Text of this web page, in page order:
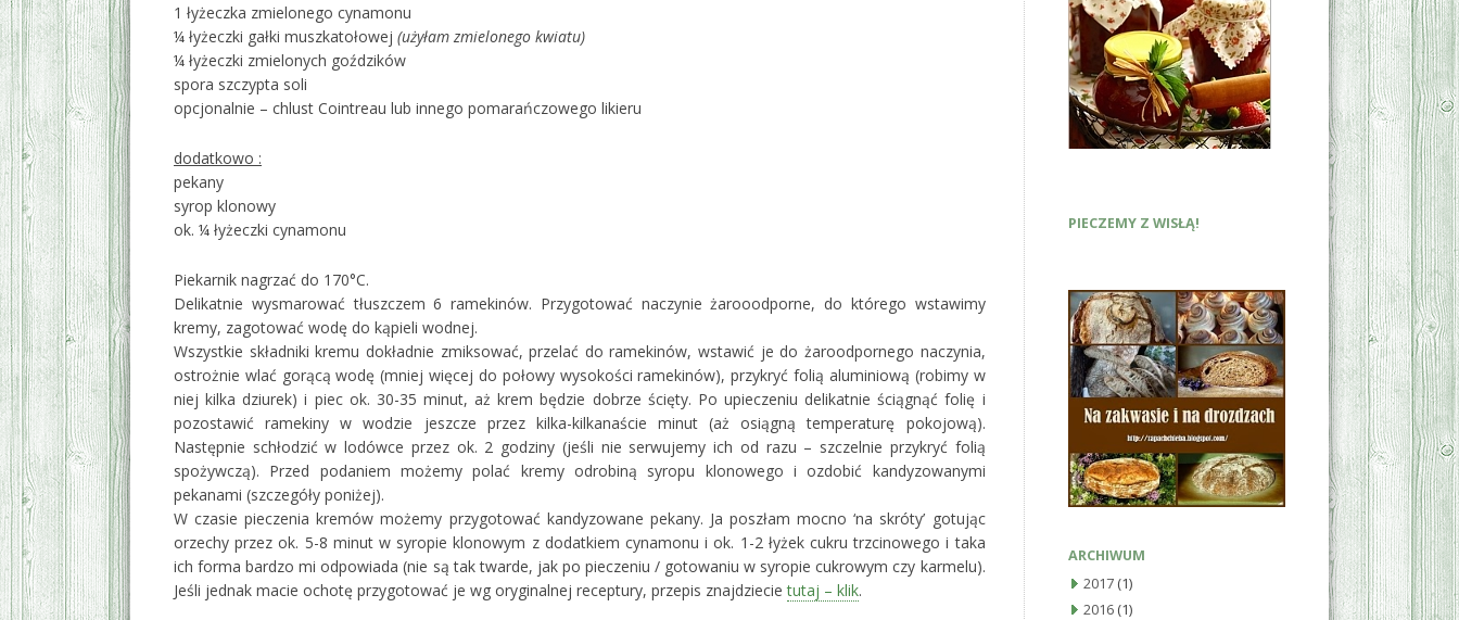
1 łyżeczka zmielonego cynamonu
¼ łyżeczki gałki muszkatołowej (użyłam zmielonego kwiatu)
¼ łyżeczki zmielonych goździków
spora szczypta soli
opcjonalnie – chlust Cointreau lub innego pomarańczowego likieru
dodatkowo :
pekany
syrop klonowy
ok. ¼ łyżeczki cynamonu
Piekarnik nagrzać do 170°C.
Delikatnie wysmarować tłuszczem 6 ramekinów. Przygotować naczynie żarooodporne, do którego wstawimy
kremy, zagotować wodę do kąpieli wodnej.
Wszystkie składniki kremu dokładnie zmiksować, przelać do ramekinów, wstawić je do żaroodpornego naczynia,
ostrożnie wlać gorącą wodę (mniej więcej do połowy wysokości ramekinów), przykryć folią aluminiową (robimy w
niej kilka dziurek) i piec ok. 30-35 minut, aż krem będzie dobrze ścięty. Po upieczeniu delikatnie ściągnąć folię i
pozostawić ramekiny w wodzie jeszcze przez kilka-kilkanaście minut (aż osiągną temperaturę pokojową).
Następnie schłodzić w lodówce przez ok. 2 godziny (jeśli nie serwujemy ich od razu – szczelnie przykryć folią
spożywczą). Przed podaniem możemy polać kremy odrobiną syropu klonowego i ozdobić kandyzowanymi
pekanami (szczegóły poniżej).
W czasie pieczenia kremów możemy przygotować kandyzowane pekany. Ja poszłam mocno ‘na skróty’ gotując
orzechy przez ok. 5-8 minut w syropie klonowym z dodatkiem cynamonu i ok. 1-2 łyżek cukru trzcinowego i taka
ich forma bardzo mi odpowiada (nie są tak twarde, jak po pieczeniu / gotowaniu w syropie cukrowym czy karmelu).
Jeśli jednak macie ochotę przygotować je wg oryginalnej receptury, przepis znajdziecietutaj – klik.
PIECZEMY Z WISŁĄ!
ARCHIWUM
2017 (1)
2016 (1)